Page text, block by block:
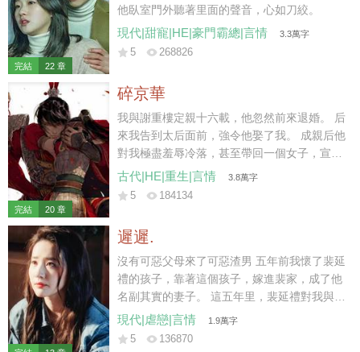
錯，而且…… 每次帶的禮物，都是她並不喜歡
的。 星星的項鏈，月亮的吊墜。 多諷刺，他
心裏的那個人，就叫童星月。 雖然已經和她結
了婚，但他無時無刻都會用各種各種的方式提
婚姻的，我接受你所有的要求，但我不愛你，
甚至，憎惡你。
笑了。 那你就，在這兒等死吧。
完結 22 章
他臥室門外聽著里面的聲音，心如刀絞。
現代|甜寵|HE|豪門霸總|言情 3.3萬字
5 268826
完結 20 章
碎京華
我與謝重樓定親十六載，他忽然前來退婚。 后
來我告到太后面前，強令他娶了我。 成親后他
對我極盡羞辱冷落，甚至帶回一個女子，宣布
要休妻再娶。 那時我陸家已然式微，連太后也
不肯再替我做主。 可我一身烈骨，哪里受得住
前。
古代|HE|重生|言情 3.8萬字
5 184134
遲遲.
沒有可惡父母來了可惡渣男 五年前我懷了裴延
禮的孩子，靠著這個孩子，嫁進裴家，成了他
名副其實的妻子。 這五年里，裴延禮對我與孩
子不聞不問，冷淡至極。 三天前，我與他的孩
子意外遭遇車禍而亡，他與白月光遠赴西利，
現代|虐戀|言情 1.9萬字
5 136870